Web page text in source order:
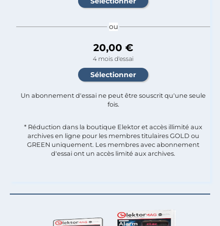
ou
20,00 €
4 mois d'essai
Un abonnement d'essai ne peut être souscrit qu'une seule
fois.​
* Réduction dans la boutique Elektor et accès illimité aux
archives en ligne pour les membres titulaires GOLD ou
GREEN uniquement. Les membres avec abonnement
d'essai ont un accès limité aux archives.